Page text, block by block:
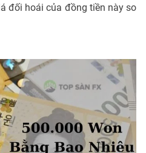
đối hoái của đồng tiền này so